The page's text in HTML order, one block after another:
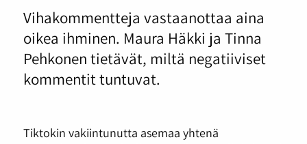
Vihakommentteja vastaanottaa aina
oikea ihminen. Maura Häkki ja Tinna
Pehkonen tietävät, miltä negatiiviset
kommentit tuntuvat.
Tiktokin vakiintunutta asemaa yhtenä